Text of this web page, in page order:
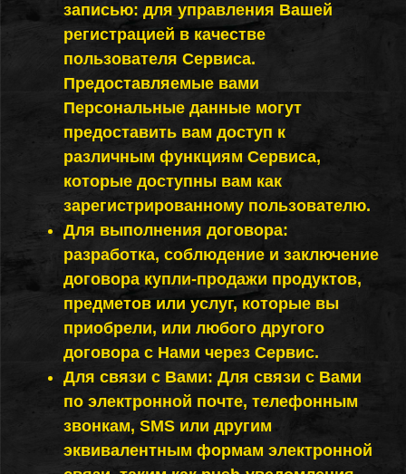
записью: для управления Вашей
регистрацией в качестве
пользователя Сервиса.
Предоставляемые вами
Персональные данные могут
предоставить вам доступ к
различным функциям Сервиса,
которые доступны вам как
зарегистрированному пользователю.
Для выполнения договора:
разработка, соблюдение и заключение
договора купли-продажи продуктов,
предметов или услуг, которые вы
приобрели, или любого другого
договора с Нами через Сервис.
Для связи с Вами: Для связи с Вами
по электронной почте, телефонным
звонкам, SMS или другим
эквивалентным формам электронной